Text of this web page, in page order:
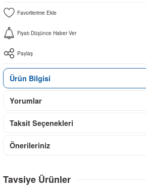
Fiyatı Düşünce Haber Ver
Paylaş
Ürün Bilgisi
Yorumlar
Taksit Seçenekleri
Önerileriniz
Tavsiye Ürünler